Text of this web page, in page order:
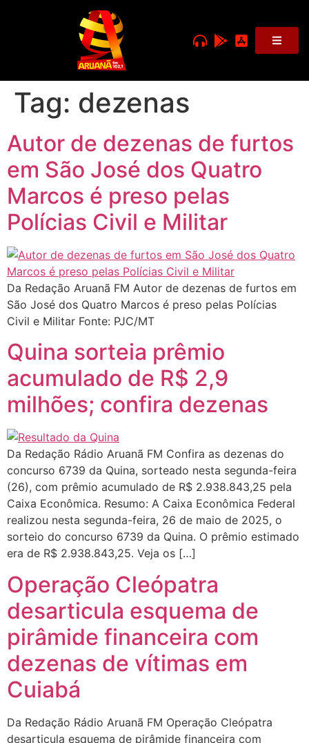
Tag: dezenas
Autor de dezenas de furtos
em São José dos Quatro
Marcos é preso pelas
Polícias Civil e Militar
Da Redação Aruanã FM Autor de dezenas de furtos em
São José dos Quatro Marcos é preso pelas Polícias
Civil e Militar Fonte: PJC/MT
Quina sorteia prêmio
acumulado de R$ 2,9
milhões; confira dezenas
Da Redação Rádio Aruanã FM Confira as dezenas do
concurso 6739 da Quina, sorteado nesta segunda-feira
(26), com prêmio acumulado de R$ 2.938.843,25 pela
Caixa Econômica. Resumo: A Caixa Econômica Federal
realizou nesta segunda-feira, 26 de maio de 2025, o
sorteio do concurso 6739 da Quina. O prêmio estimado
era de R$ 2.938.843,25. Veja os […]
Operação Cleópatra
desarticula esquema de
pirâmide financeira com
dezenas de vítimas em
Cuiabá
Da Redação Rádio Aruanã FM Operação Cleópatra
desarticula esquema de pirâmide financeira com